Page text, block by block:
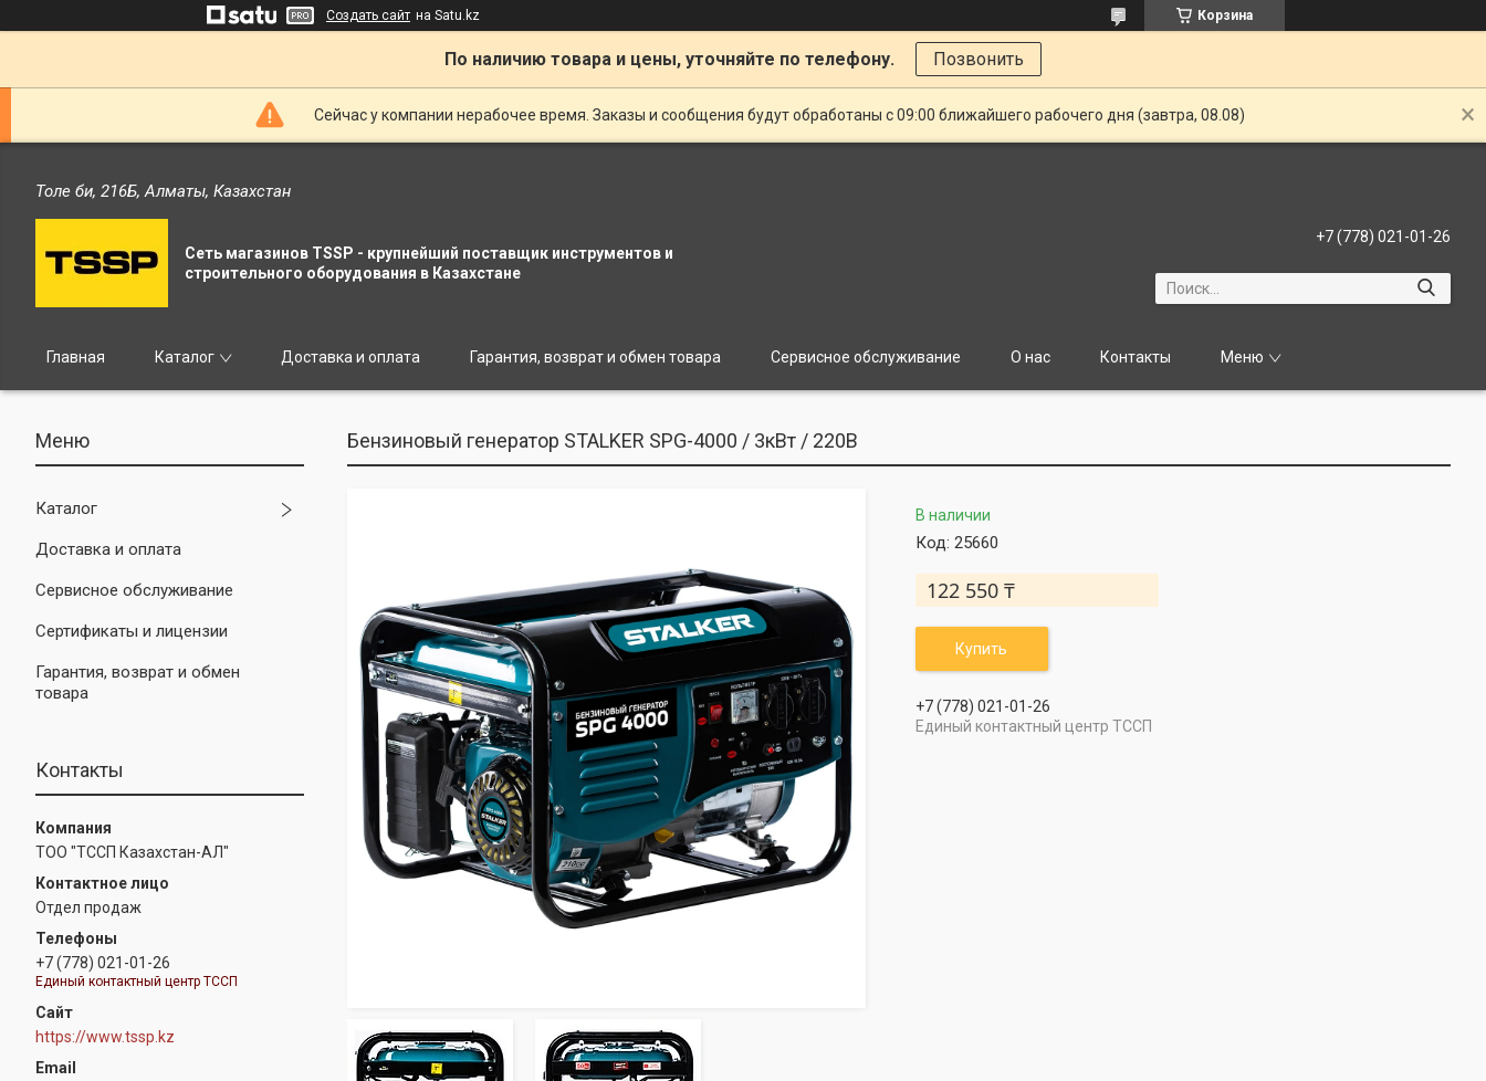
Создать сайт на Satu.kz Корзина
По наличию товара и цены, уточняйте по телефону. Позвонить
Сейчас у компании нерабочее время. Заказы и сообщения будут обработаны с 09:00 ближайшего рабочего дня (завтра, 08.08)
Толе би, 216Б, Алматы, Казахстан
Сеть магазинов TSSP - крупнейший поставщик инструментов и
строительного оборудования в Казахстане
+7 (778) 021-01-26
Главная Каталог Доставка и оплата Гарантия, возврат и обмен товара Сервисное обслуживание О нас Контакты Меню
Каталог
Доставка и оплата
Сервисное обслуживание
Сертификаты и лицензии
Гарантия, возврат и обмен
товара
Контакты
ТОО "ТССП Казахстан-АЛ"
Отдел продаж
+7 (778) 021-01-26
Единый контактный центр ТССП
https://www.tssp.kz
Бензиновый генератор STALKER SPG-4000 / 3кВт / 220В
В наличии
Код: 25660
122 550 ₸
Купить
+7 (778) 021-01-26
Единый контактный центр ТССП